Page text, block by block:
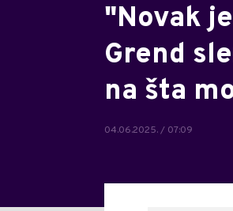
"Novak
Grend
na šta
04.06.2025. / 07:09